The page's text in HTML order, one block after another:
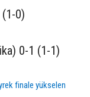
0)
0-1 (1-1)
finale yükselen